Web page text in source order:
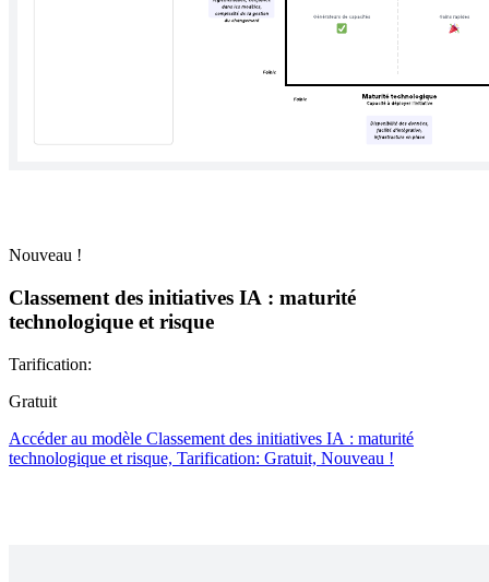
Nouveau !
Classement des initiatives IA : maturité
technologique et risque
Tarification:
Gratuit
Accéder au modèle Classement des initiatives IA : maturité
technologique et risque, Tarification: Gratuit, Nouveau !